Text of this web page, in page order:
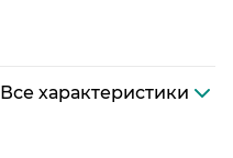
Все характеристики